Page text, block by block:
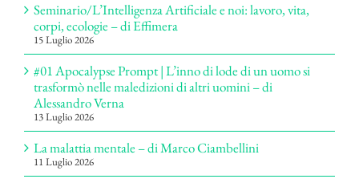
Seminario/L’Intelligenza Artificiale e noi: lavoro, vita,
corpi, ecologie – di Effimera
15 Luglio 2026
#01 Apocalypse Prompt | L’inno di lode di un uomo si
trasformò nelle maledizioni di altri uomini – di
Alessandro Verna
13 Luglio 2026
La malattia mentale – di Marco Ciambellini
11 Luglio 2026